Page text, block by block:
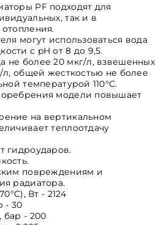
PF подходят для
так и в
могут использоваться вода
с pH от 8 до 9,5.
не более 20 мкг/л, взвешенных
общей жесткостью не более
температурой 110°С.
модели повышает
на вертикальном
теплоотдачу
гидроударов.
повреждениям и
радиатора.
Вт - 2124
- 30
бар - 200